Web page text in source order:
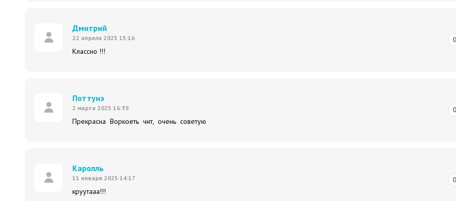
Дмитрий
22 апреля 2025 15:16
Классно !!!
Поттунэ
2 марта 2025 16:39
Прекрасна Воркоеть чит, очень советую
Каролль
11 января 2025 14:17
круутааа!!!